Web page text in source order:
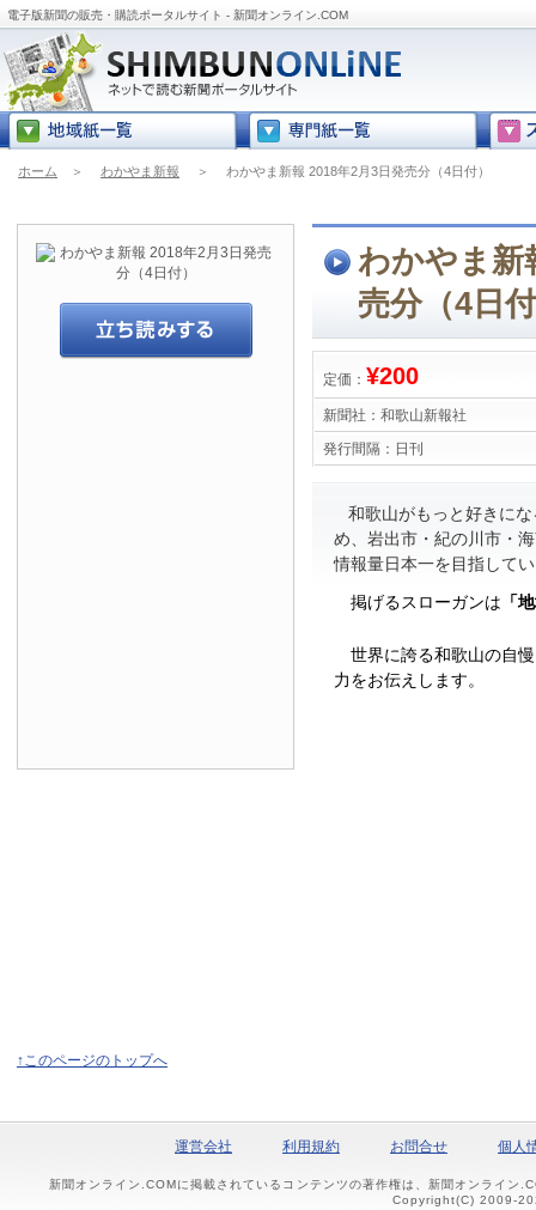
電子版新聞の販売・購読ポータルサイト - 新聞オンライン.COM
ホーム ＞ わかやま新報 ＞ わかやま新報 2018年2月3日発売分（4日付）
わかやま新
売分（4日
定価： ¥200
新聞社： 和歌山新報社
発行間隔： 日刊
和歌山がもっと好きに
め、岩出市・紀の川市・
情報量日本一を目指して
掲げるスローガンは 「
世界に誇る和歌山の自
力をお伝えします。
↑このページのトップへ
運営会社 利用規約 お問合せ 個人
新聞オンライン.COMに掲載されているコンテンツの著作権は、新聞オンライン
Copyright(C) 2009-